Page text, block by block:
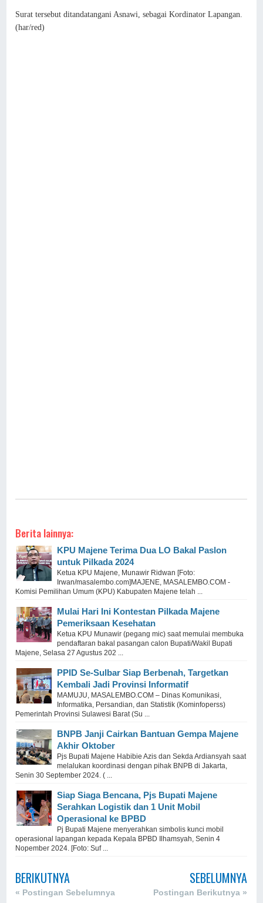
Surat tersebut ditandatangani Asnawi, sebagai Kordinator Lapangan.
(har/red)
Berita lainnya:
KPU Majene Terima Dua LO Bakal Paslon
untuk Pilkada 2024
Ketua KPU Majene, Munawir Ridwan [Foto:
Irwan/masalembo.com]MAJENE, MASALEMBO.COM -
Komisi Pemilihan Umum (KPU) Kabupaten Majene telah ...
Mulai Hari Ini Kontestan Pilkada Majene
Pemeriksaan Kesehatan
Ketua KPU Munawir (pegang mic) saat memulai membuka
pendaftaran bakal pasangan calon Bupati/Wakil Bupati
Majene, Selasa 27 Agustus 202 ...
PPID Se-Sulbar Siap Berbenah, Targetkan
Kembali Jadi Provinsi Informatif
MAMUJU, MASALEMBO.COM – Dinas Komunikasi,
Informatika, Persandian, dan Statistik (Kominfoperss)
Pemerintah Provinsi Sulawesi Barat (Su ...
BNPB Janji Cairkan Bantuan Gempa Majene
Akhir Oktober
Pjs Bupati Majene Habibie Azis dan Sekda Ardiansyah saat
melalukan koordinasi dengan pihak BNPB di Jakarta,
Senin 30 September 2024. ( ...
Siap Siaga Bencana, Pjs Bupati Majene
Serahkan Logistik dan 1 Unit Mobil
Operasional ke BPBD
Pj Bupati Majene menyerahkan simbolis kunci mobil
operasional lapangan kepada Kepala BPBD Ilhamsyah, Senin 4
Nopember 2024. [Foto: Suf ...
BERIKUTNYA
« Postingan Sebelumnya
SEBELUMNYA
Postingan Berikutnya »